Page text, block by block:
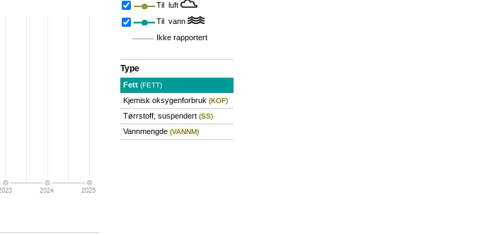
Til luft
Til vann
Ikke rapportert
Type
Fett (FETT)
Kjemisk oksygenforbruk (KOF)
Tørrstoff, suspendert (SS)
Vannmengde (VANNM)